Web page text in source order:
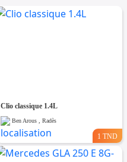
Clio classique 1.4L
Ben Arous , Radès
1 TND